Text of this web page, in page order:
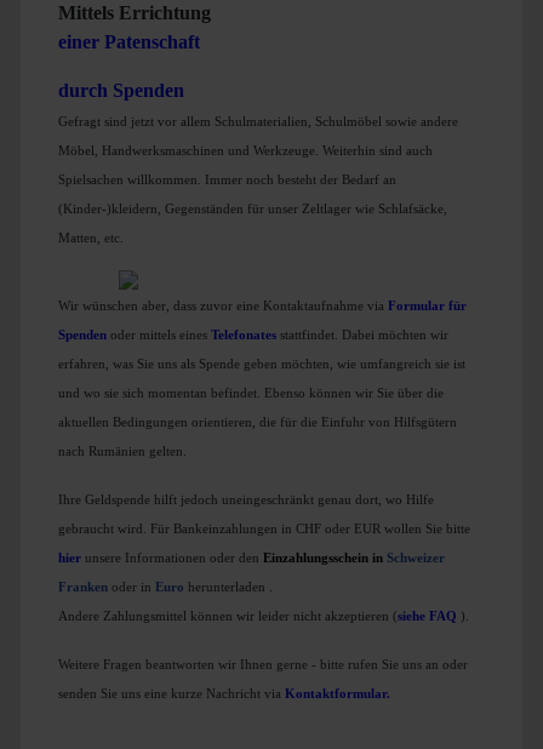
Mittels Errichtung
einer Patenschaft
durch Spenden
Gefragt sind jetzt vor allem Schulmaterialien, Schulmöbel sowie andere
Möbel, Handwerksmaschinen und Werkzeuge. Weiterhin sind auch
Spielsachen willkommen. Immer noch besteht der Bedarf an
(Kinder-)kleidern, Gegenständen für unser Zeltlager wie Schlafsäcke,
Matten, etc.
Wir wünschen aber, dass zuvor eine Kontaktaufnahme via Formular für
Spenden oder mittels eines Telefonates stattfindet. Dabei möchten wir
erfahren, was Sie uns als Spende geben möchten, wie umfangreich sie ist
und wo sie sich momentan befindet. Ebenso können wir Sie über die
aktuellen Bedingungen orientieren, die für die Einfuhr von Hilfsgütern
nach Rumänien gelten.
Ihre Geldspende hilft jedoch uneingeschränkt genau dort, wo Hilfe
gebraucht wird. Für Bankeinzahlungen in CHF oder EUR wollen Sie bitte
hier unsere Informationen oder den Einzahlungsschein in Schweizer
Franken oder in Euro herunterladen
Andere Zahlungsmittel können wir leider nicht akzeptieren (siehe FAQ ).
Weitere Fragen beantworten wir Ihnen gerne - bitte rufen Sie uns an oder
senden Sie uns eine kurze Nachricht via Kontaktformular.